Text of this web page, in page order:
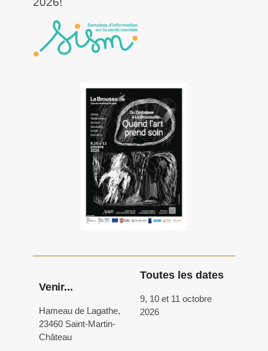
Venir...
Hameau de Lagathe,
23460 Saint-Martin-
Château
Toutes les dates
9, 10 et 11 octobre
2026